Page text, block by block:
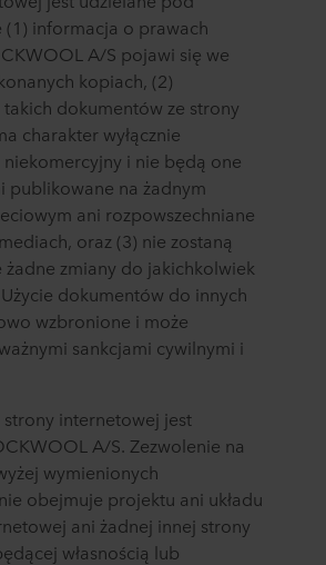
(1) informacja o prawach
A/S pojawi się we
kopiach, (2)
dokumentów ze strony
charakter wyłącznie
i nie będą one
publikowane na żadnym
ani rozpowszechniane
oraz (3) nie zostaną
zmiany do jakichkolwiek
dokumentów do innych
wzbronione i może
sankcjami cywilnymi i
strony internetowej jest
A/S. Zezwolenie na
wymienionych
obejmuje projektu ani układu
ani żadnej innej strony
własnością lub